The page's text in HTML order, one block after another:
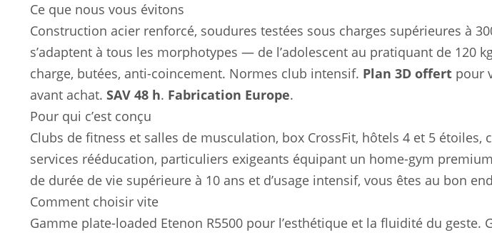
Ce que nous vous évitons
Construction acier renforcé, soudures testées sous charges supérieures à
s’adaptent à tous les morphotypes — de l’adolescent au pratiquant de 120
charge, butées, anti-coincement. Normes club intensif. Plan 3D offert pour
avant achat. SAV 48 h. Fabrication Europe.
Pour qui c’est conçu
Clubs de fitness et salles de musculation, box CrossFit, hôtels 4 et 5 étoiles,
services rééducation, particuliers exigeants équipant un home-gym
de durée de vie supérieure à 10 ans et d’usage intensif, vous êtes au bon
Comment choisir vite
Gamme plate-loaded Etenon R5500 pour l’esthétique et la fluidité du geste.